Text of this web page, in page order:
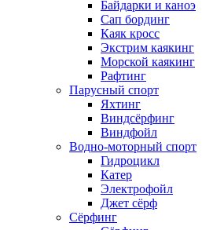
Байдарки и каноэ
Сап бординг
Каяк кросс
Экстрим каякинг
Морской каякинг
Рафтинг
Парусный спорт
Яхтинг
Виндсёрфинг
Виндфойл
Водно-моторный спорт
Гидроцикл
Катер
Электрофойл
Джет сёрф
Сёрфинг